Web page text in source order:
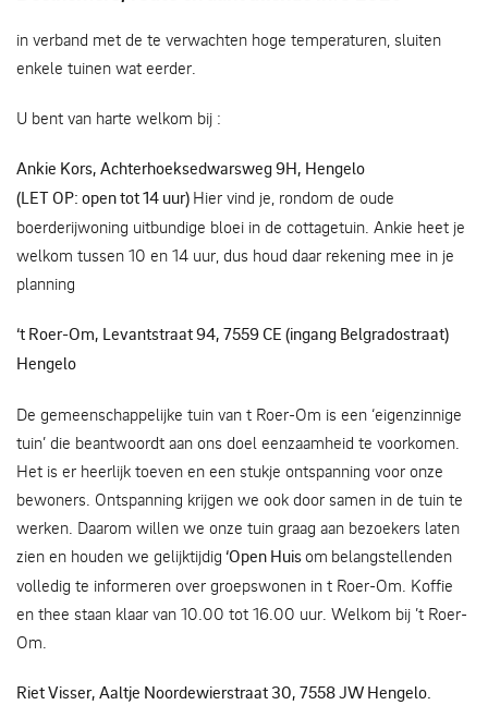
in verband met de te verwachten hoge temperaturen, sluiten
enkele tuinen wat eerder.
U bent van harte welkom bij :
Ankie Kors, Achterhoeksedwarsweg 9H, Hengelo
(LET OP: open tot 14 uur) Hier vind je, rondom de oude
boerderijwoning uitbundige bloei in de cottagetuin. Ankie heet je
welkom tussen 10 en 14 uur, dus houd daar rekening mee in je
planning
‘t Roer-Om, Levantstraat 94, 7559 CE (ingang Belgradostraat)
Hengelo
De gemeenschappelijke tuin van t Roer-Om is een ‘eigenzinnige
tuin’ die beantwoordt aan ons doel eenzaamheid te voorkomen.
Het is er heerlijk toeven en een stukje ontspanning voor onze
bewoners. Ontspanning krijgen we ook door samen in de tuin te
werken. Daarom willen we onze tuin graag aan bezoekers laten
zien en houden we gelijktijdig ‘Open Huisom belangstellenden
volledig te informeren over groepswonen in t Roer-Om. Koffie
en thee staan klaar van 10.00 tot 16.00 uur. Welkom bij ’t Roer-
Om.
Riet Visser, Aaltje Noordewierstraat 30, 7558 JW Hengelo.